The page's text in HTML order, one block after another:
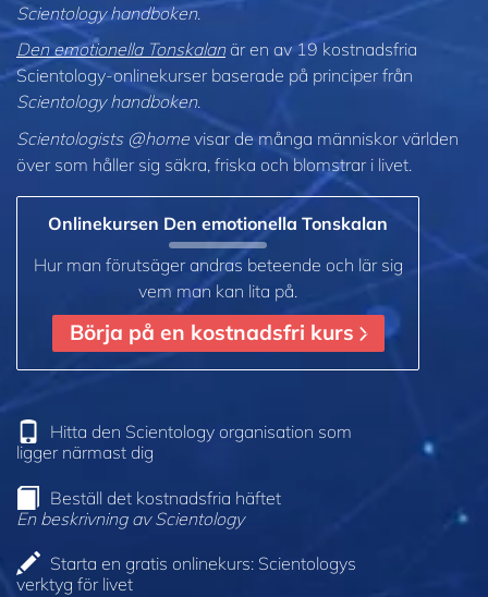
Scientology handboken.
Den emotionella Tonskalanär en av 19 kostnadsfria
Scientology-onlinekurser baserade på principer från
Scientology handboken.
Scientologists @home visar de många människor världen
över som håller sig säkra, friska och blomstrar i livet.
Onlinekursen Den emotionella Tonskalan
Hur man förutsäger andras beteende och lär sig
vem man kan lita på.
Börja på en kostnadsfri kurs
Hitta den Scientology organisation som
ligger närmast dig
Beställ det kostnadsfria häftet
En beskrivning av Scientology
Starta en gratis onlinekurs: Scientologys
verktyg för livet